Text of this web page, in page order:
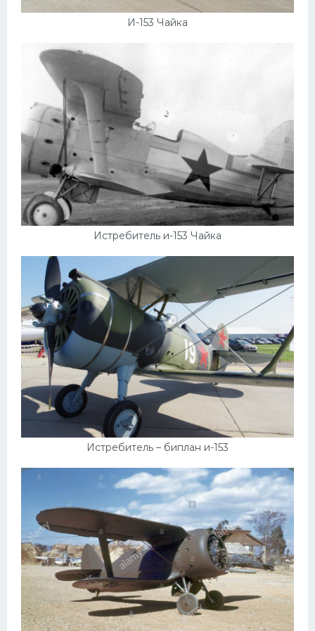
И-153 Чайка
Истребитель и-153 Чайка
Истребитель – биплан и-153
Корабли
Тойота
Шкода
Вертолеты
Мазда
Самокаты
Велосипеды
Прогулочные суда
Хендай
Лимузины
Камаз
Автобусы
Хонда
Грузовики
Шевроле
УАЗ
Автокемпер
Феррари
Поезда
Мотоциклы
Ямаха